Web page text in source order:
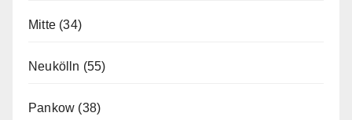
Mitte (34)
Neukölln (55)
Pankow (38)